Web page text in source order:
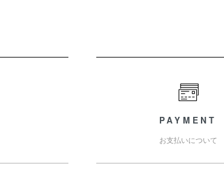
PAYMENT
お支払いについて